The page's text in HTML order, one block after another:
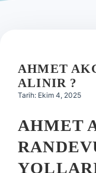
Hakkımızda
AHMET
ALINIR ?
Tarih: Ekim 4, 2025
AHMET